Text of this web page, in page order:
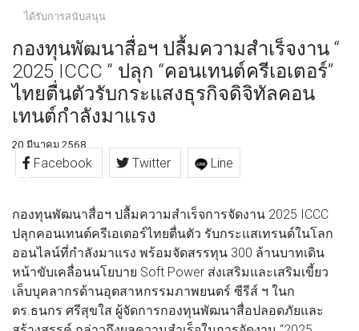
ได้รับการสนับสนุน
กองทุนพัฒนาสื่อฯ ปลื้มความสำเร็จงาน “
2025 ICCC “ ปลุก “คอนเทนต์ครีเอเตอร์”
ไทยตื่นตัวรับกระแสงธุรกิจดิจิทัลคอน
เทนต์กำลังมาแรง
20 มีนาคม 2568
Facebook Twitter Line
กองทุนพัฒนาสื่อฯ ปลื้มความสำเร็จการจัดงาน 2025 ICCC
ปลุกคอนเทนต์ครีเอเตอร์ไทยตื่นตัว รับกระแสเทรนด์ในโลก
ออนไลน์ที่กำลังมาแรง พร้อมจัดสรรทุน 300 ล้านบาทเดิน
หน้าขับเคลื่อนนโยบาย Soft Power ส่งเสริมและเสริมเขี้ยว
เล็บบุคลากรด้านอุตสาหกรรมภาพยนตร์ ซีรีส์ ฯ ในก
ดร.ธนกร ศรีสุขใส ผู้จัดการกองทุนพัฒนาสื่อปลอดภัยและ